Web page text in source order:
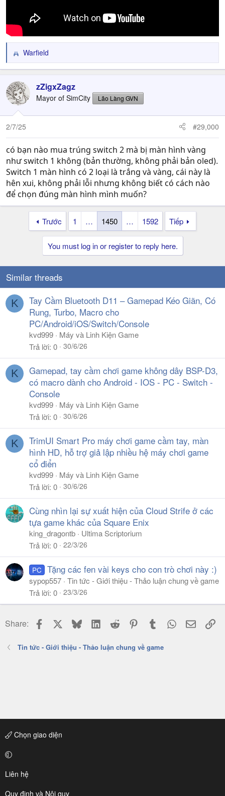
R
e
c
t
i
o
n
s
Warfield
zZigxZagz
Mayor of SimCity Lão Làng GVN
2/7/25 #29,000
có bạn nào mua trúng switch 2 mà bị màn hình vàng
như switch 1 không (bản thường, không phải bản oled).
Switch 1 màn hình có 2 loại là trắng và vàng, cái này là
hên xui, không phải lỗi nhưng không biết có cách nào
để chọn đúng màn hình mình muốn?
Trước 1 … 1450 … 1592 Tiếp
You must log in or register to reply here.
Similar threads
K
Tay Cầm Bluetooth D11 – Gamepad Kéo Giãn, Có
Rung, Turbo, Macro cho
PC/Android/iOS/Switch/Console
kvd999
Máy và Linh Kiện Game
Trả lời 0 30/6/26
K
Gamepad, tay cầm chơi game không dây BSP-D3,
có macro dành cho Android - IOS - PC - Switch -
Console
kvd999
Máy và Linh Kiện Game
Trả lời 0 30/6/26
K
TrimUI Smart Pro máy chơi game cầm tay, màn
hình HD, hỗ trợ giả lập nhiều hệ máy chơi game
cổ điển
kvd999
Máy và Linh Kiện Game
Trả lời 0 30/6/26
Cùng nhìn lại sự xuất hiện của Cloud Strife ở các
tựa game khác của Square Enix
king_dragontb
Ultima Scriptorium
Trả lời 0 22/3/26
PC Tặng các fen vài keys cho con trò chơi này :)
sypop557 Tin tức - Giới thiệu - Thảo luận chung về game
Trả lời 0 23/3/26
Share: Facebook BlueskyLinkedIn
Reddit PinterestTumblr WhatsApp
Email
Tin tức - Giới thiệu - Thảo luận chung về game
Chọn giao diện
Liên hệ
Quy định và Nội quy